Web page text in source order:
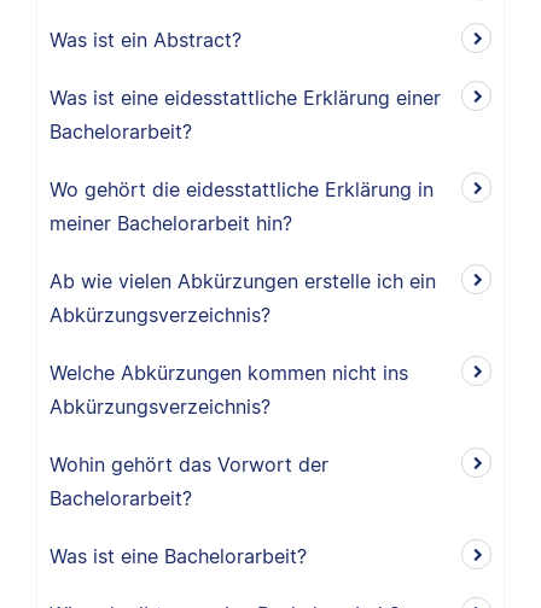
Was ist ein Abstract?
Was ist eine eidesstattliche Erklärung einer
Bachelorarbeit?
Wo gehört die eidesstattliche Erklärung in
meiner Bachelorarbeit hin?
Ab wie vielen Abkürzungen erstelle ich ein
Abkürzungsverzeichnis?
Welche Abkürzungen kommen nicht ins
Abkürzungsverzeichnis?
Wohin gehört das Vorwort der
Bachelorarbeit?
Was ist eine Bachelorarbeit?